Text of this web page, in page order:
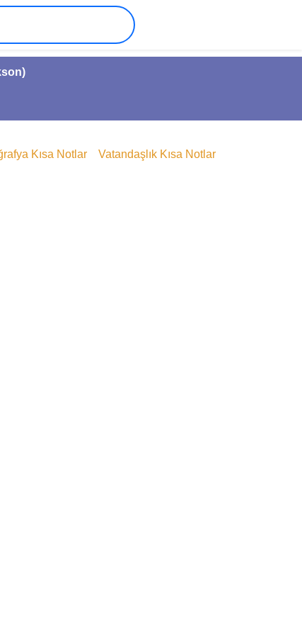
Kısa Notlar Vatandaşlık Kısa Notlar